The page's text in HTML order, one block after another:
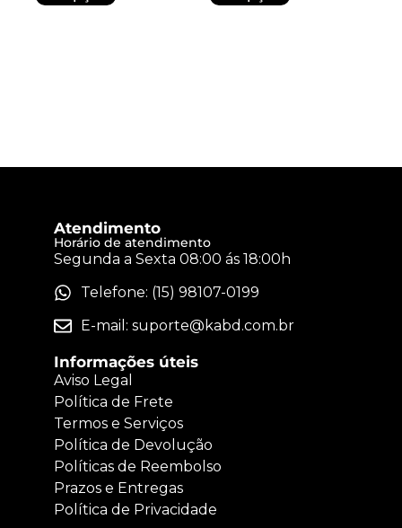
Atendimento
Horário de atendimento
Segunda a Sexta 08:00 ás 18:00h
Telefone: (15) 98107-0199
E-mail: suporte@kabd.com.br
Informações úteis
Aviso Legal
Política de Frete
Termos e Serviços
Política de Devolução
Políticas de Reembolso
Prazos e Entregas
Política de Privacidade